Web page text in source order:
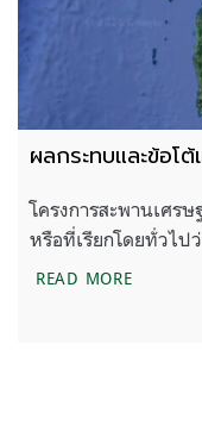
ผลกระทบและข้อโ
โครงการสะพานเศร
หรือที่เรียกโดยทั่วไป
READ MOREผลกระทบ